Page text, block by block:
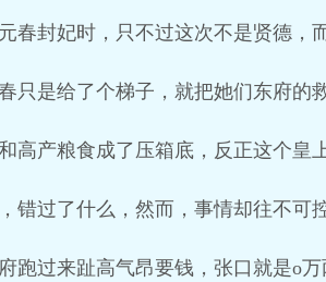
春封妃时，只不过这次不是贤德，
只是给了个梯子，就把她们东府的
高产粮食成了压箱底，反正这个皇
错过了什么，然而，事情却往不可
跑过来趾高气昂要钱，张口就是o万